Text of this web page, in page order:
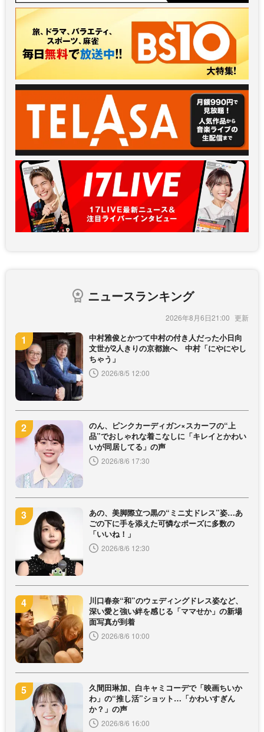
ニュースランキング
2026年8月6日21:00
中村雅俊とかつて中村の付き人だった小日向
文世が2人きりの京都旅へ 中村「にやにやし
ちゃう」
2026/8/5 12:00
のん、ピンクカーディガン×スカーフの“上
品”でおしゃれな着こなしに「キレイとかわい
いが同居してる」の声
2026/8/6 17:30
あの、美脚際立つ黒の“ミニ丈ドレス”姿…あ
ごの下に手を添えた可憐なポーズに多数の
「いいね！」
2026/8/6 12:30
川口春奈“和”のウェディングドレス姿など、
深い愛と強い絆を感じる「ママせか」の新場
面写真が到着
2026/8/6 10:00
久間田琳加、白キャミコーデで「映画ちいか
わ」の“推し活”ショット…「かわいすぎん
か？」の声
2026/8/6 16:00